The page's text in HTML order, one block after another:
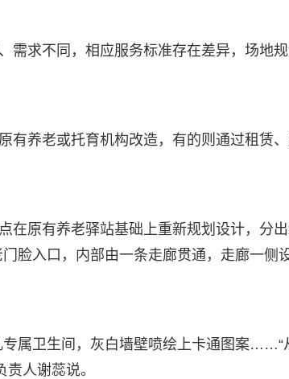
需求不同，相应服务标准存在差异，场地
有养老或托育机构改造，有的则通过租赁
在原有养老驿站基础上重新规划设计，分
脸入口，内部由一条走廊贯通，走廊一侧
属卫生间，灰白墙壁喷绘上卡通图案……“
人谢蕊说。